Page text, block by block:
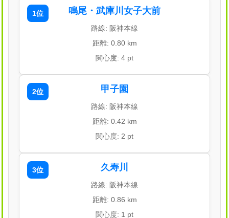
1位 鳴尾・武庫川女子大前
路線: 阪神本線
距離: 0.80 km
関心度: 4 pt
2位 甲子園
路線: 阪神本線
距離: 0.42 km
関心度: 2 pt
3位 久寿川
路線: 阪神本線
距離: 0.86 km
関心度: 1 pt